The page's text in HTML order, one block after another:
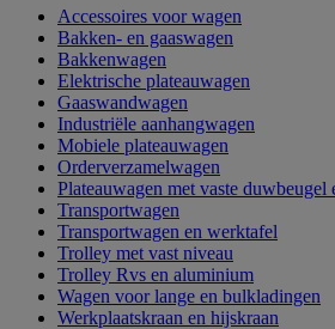
Accessoires voor wagen
Bakken- en gaaswagen
Bakkenwagen
Elektrische plateauwagen
Gaaswandwagen
Industriële aanhangwagen
Mobiele plateauwagen
Orderverzamelwagen
Plateauwagen met vaste duwbeugel
Transportwagen
Transportwagen en werktafel
Trolley met vast niveau
Trolley Rvs en aluminium
Wagen voor lange en bulkladingen
Werkplaatskraan en hijskraan